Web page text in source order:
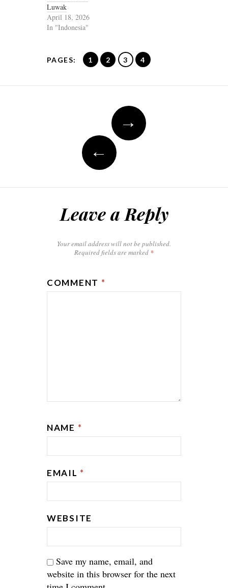
Luwak
April 18, 2026
In "Indonesia"
PAGES: 1 2 3 4
navigation
→
←
Leave a Reply
Your email address will not be published.
Required fields are marked *
COMMENT *
NAME *
EMAIL *
WEBSITE
Save my name, email, and
website in this browser for the next